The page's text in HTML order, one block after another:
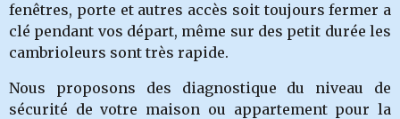
fenêtres, porte et autres accès soit toujours fermer a
clé pendant vos départ, même sur des petit durée les
cambrioleurs sont très rapide.
Nous proposons des diagnostique du niveau de
sécurité de votre maison ou appartement pour la